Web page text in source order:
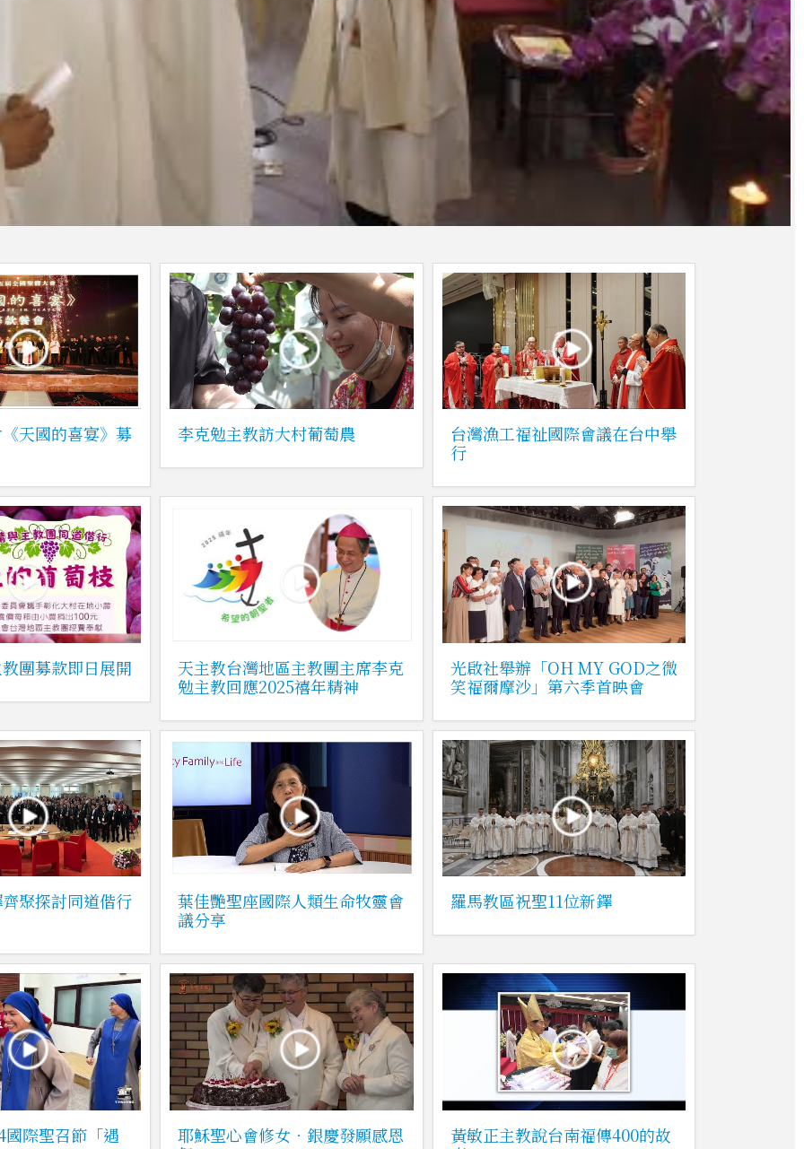
天國的喜宴》募 李克勉主教訪大村葡萄農
台灣漁工福祉國際會議在台中舉
行
團募款即日展開
天主教台灣地區主教團主席李克
勉主教回應2025禧年精神
光啟社舉辦「OH MY GOD之微
笑福爾摩沙」第六季首映會
聚探討同道偕行
葉佳艷聖座國際人類生命牧靈會
議分享
羅馬教區祝聖11位新鐸
際聖召節「遇
耶穌聖心會修女．銀慶發願感恩
黃敏正主教說台南福傳400的故